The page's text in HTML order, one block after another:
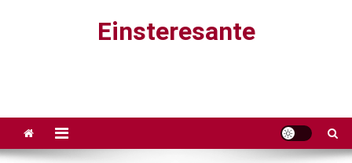
Einsteresante